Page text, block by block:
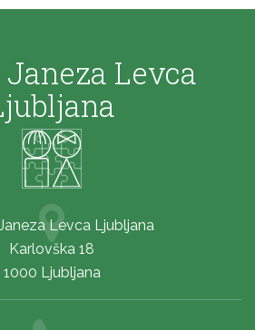
Levca
Levca Ljubljana
Karlovška 18
1000 Ljubljana